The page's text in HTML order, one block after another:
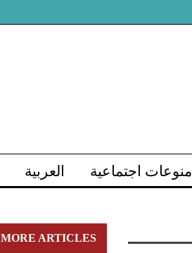
منوعات اجتماعية العربية
MORE ARTICLES